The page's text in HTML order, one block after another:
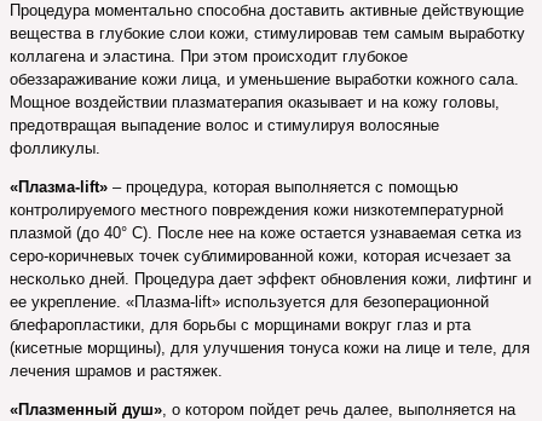
Процедура моментально способна доставить активные действующие
вещества в глубокие слои кожи, стимулировав тем самым выработку
коллагена и эластина. При этом происходит глубокое
обеззараживание кожи лица, и уменьшение выработки кожного сала.
Мощное воздействии плазматерапия оказывает и на кожу головы,
предотвращая выпадение волос и стимулируя волосяные
фолликулы.
«Плазма-lift» – процедура, которая выполняется с помощью
контролируемого местного повреждения кожи низкотемпературной
плазмой (до 40° С). После нее на коже остается узнаваемая сетка из
серо-коричневых точек сублимированной кожи, которая исчезает за
несколько дней. Процедура дает эффект обновления кожи, лифтинг и
ее укрепление. «Плазма-lift» используется для безоперационной
блефаропластики, для борьбы с морщинами вокруг глаз и рта
(кисетные морщины), для улучшения тонуса кожи на лице и теле, для
лечения шрамов и растяжек.
«Плазменный душ», о котором пойдет речь далее, выполняется на